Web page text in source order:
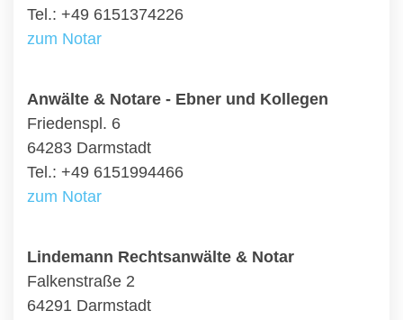
Tel.: +49 6151374226
zum Notar
Anwälte & Notare - Ebner und Kollegen
Friedenspl. 6
64283 Darmstadt
Tel.: +49 6151994466
zum Notar
Lindemann Rechtsanwälte & Notar
Falkenstraße 2
64291 Darmstadt